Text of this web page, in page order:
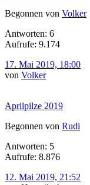
Begonnen von Volker
Antworten: 6
Aufrufe: 9.174
17. Mai 2019, 18:00
von Volker
Aprilpilze 2019
Begonnen von Rudi
Antworten: 5
Aufrufe: 8.876
12. Mai 2019, 21:52